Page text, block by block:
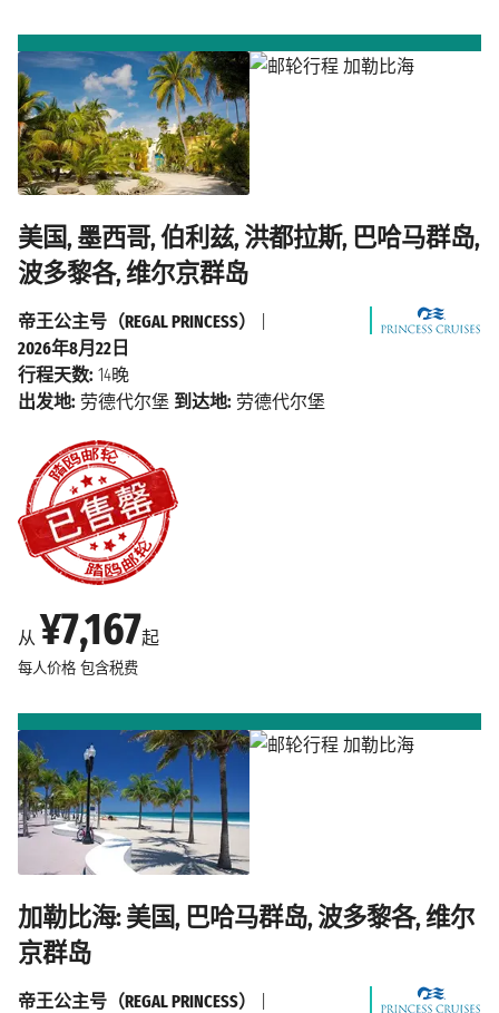
美国, 墨西哥, 伯利兹, 洪都拉斯, 巴哈马群岛,
波多黎各, 维尔京群岛
从 ¥7,167起
每人价格 包含税费
帝王公主号（REGAL PRINCESS）
2026年8月22日
行程天数: 14晚
出发地: 劳德代尔堡 到达地: 劳德代尔堡
加勒比海: 美国, 巴哈马群岛, 波多黎各, 维尔
京群岛
帝王公主号（REGAL PRINCESS）